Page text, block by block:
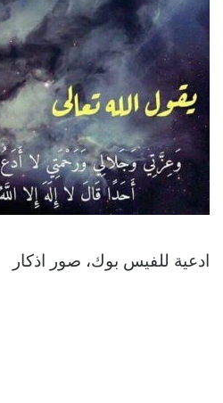
ادعية للفيس بوك، صور اذكار